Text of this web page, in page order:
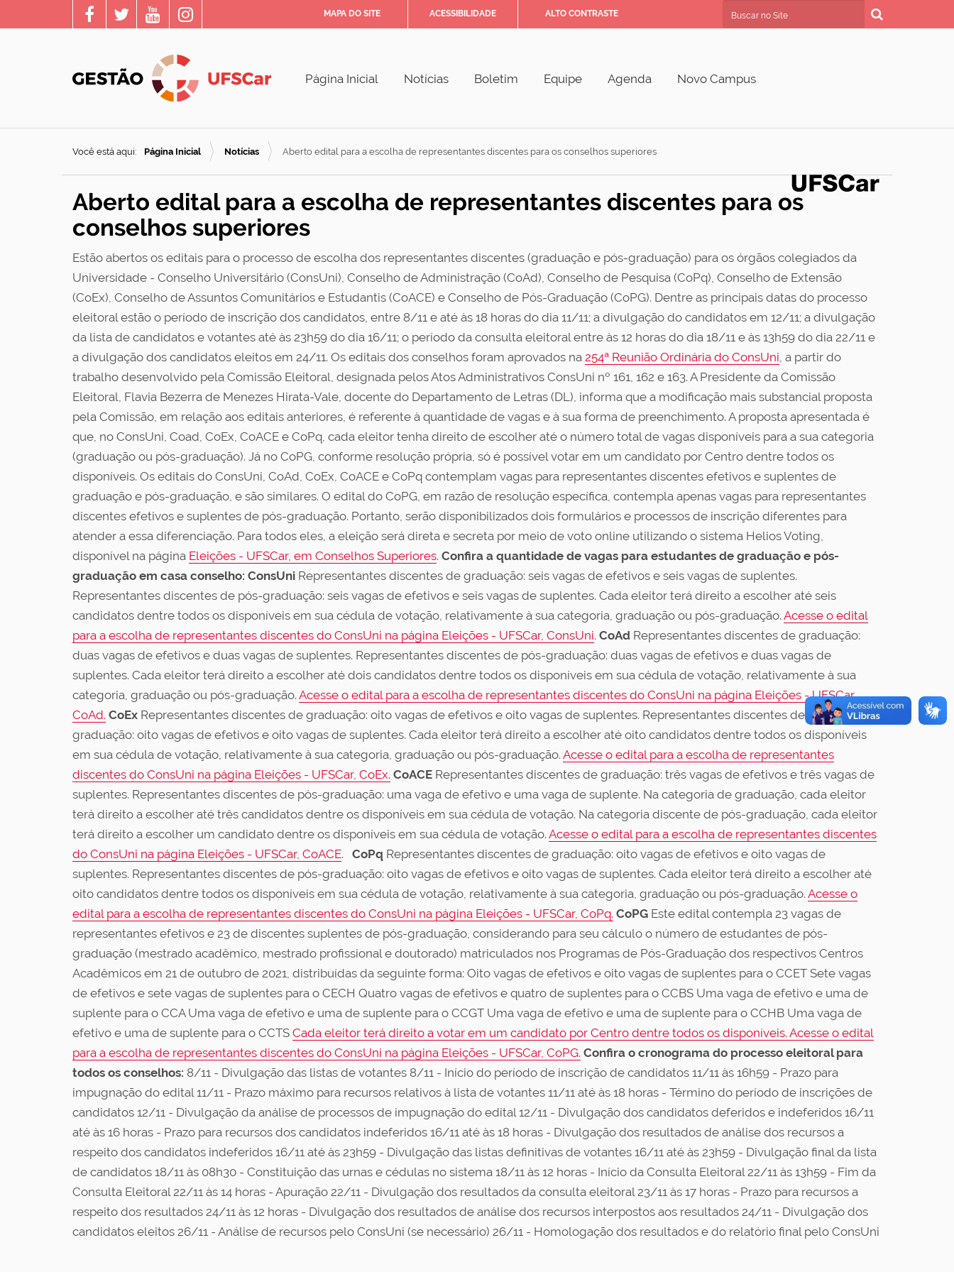
MAPA DO SITE ACESSIBILIDADE ALTO CONTRASTE Busca Avançada…
Página Inicial Notícias Boletim Equipe Agenda Novo Campus
Você está aqui: Página Inicial Notícias Aberto edital para a escolha de representantes discentes para os conselhos superiores
Aberto edital para a escolha de representantes discentes para os
conselhos superiores
Estão abertos os editais para o processo de escolha dos representantes discentes (graduação e pós-graduação) para os órgãos colegiados da
Universidade - Conselho Universitário (ConsUni), Conselho de Administração (CoAd), Conselho de Pesquisa (CoPq), Conselho de Extensão
(CoEx), Conselho de Assuntos Comunitários e Estudantis (CoACE) e Conselho de Pós-Graduação (CoPG). Dentre as principais datas do processo
eleitoral estão o período de inscrição dos candidatos, entre 8/11 e até às 18 horas do dia 11/11; a divulgação do candidatos em 12/11; a divulgação
da lista de candidatos e votantes até às 23h59 do dia 16/11; o período da consulta eleitoral entre às 12 horas do dia 18/11 e às 13h59 do dia 22/11 e
a divulgação dos candidatos eleitos em 24/11. Os editais dos conselhos foram aprovados na 254ª Reunião Ordinária do ConsUni, a partir do
trabalho desenvolvido pela Comissão Eleitoral, designada pelos Atos Administrativos ConsUni nº 161, 162 e 163. A Presidente da Comissão
Eleitoral, Flavia Bezerra de Menezes Hirata-Vale, docente do Departamento de Letras (DL), informa que a modificação mais substancial proposta
pela Comissão, em relação aos editais anteriores, é referente à quantidade de vagas e à sua forma de preenchimento. A proposta apresentada é
que, no ConsUni, Coad, CoEx, CoACE e CoPq, cada eleitor tenha direito de escolher até o número total de vagas disponíveis para a sua categoria
(graduação ou pós-graduação). Já no CoPG, conforme resolução própria, só é possível votar em um candidato por Centro dentre todos os
disponíveis. Os editais do ConsUni, CoAd, CoEx, CoACE e CoPq contemplam vagas para representantes discentes efetivos e suplentes de
graduação e pós-graduação, e são similares. O edital do CoPG, em razão de resolução específica, contempla apenas vagas para representantes
discentes efetivos e suplentes de pós-graduação. Portanto, serão disponibilizados dois formulários e processos de inscrição diferentes para
atender a essa diferenciação. Para todos eles, a eleição será direta e secreta por meio de voto online utilizando o sistema Helios Voting,
disponível na página Eleições - UFSCar, em Conselhos Superiores. Confira a quantidade de vagas para estudantes de graduação e pós-
graduação em casa conselho: ConsUni Representantes discentes de graduação: seis vagas de efetivos e seis vagas de suplentes.
Representantes discentes de pós-graduação: seis vagas de efetivos e seis vagas de suplentes. Cada eleitor terá direito a escolher até seis
candidatos dentre todos os disponíveis em sua cédula de votação, relativamente à sua categoria, graduação ou pós-graduação. Acesse o edital
para a escolha de representantes discentes do ConsUni na página Eleições - UFSCar, ConsUni. CoAd Representantes discentes de graduação:
duas vagas de efetivos e duas vagas de suplentes. Representantes discentes de pós-graduação: duas vagas de efetivos e duas vagas de
suplentes. Cada eleitor terá direito a escolher até dois candidatos dentre todos os disponíveis em sua cédula de votação, relativamente à sua
categoria, graduação ou pós-graduação. Acesse o edital para a escolha de representantes discentes do ConsUni na página Eleições - UFSCar,
CoAd. CoEx Representantes discentes de graduação: oito vagas de efetivos e oito vagas de suplentes. Representantes discentes de pós-
graduação: oito vagas de efetivos e oito vagas de suplentes. Cada eleitor terá direito a escolher até oito candidatos dentre todos os disponíveis
em sua cédula de votação, relativamente à sua categoria, graduação ou pós-graduação. Acesse o edital para a escolha de representantes
discentes do ConsUni na página Eleições - UFSCar, CoEx. CoACE Representantes discentes de graduação: três vagas de efetivos e três vagas de
suplentes. Representantes discentes de pós-graduação: uma vaga de efetivo e uma vaga de suplente. Na categoria de graduação, cada eleitor
terá direito a escolher até três candidatos dentre os disponíveis em sua cédula de votação. Na categoria discente de pós-graduação, cada eleitor
terá direito a escolher um candidato dentre os disponíveis em sua cédula de votação. Acesse o edital para a escolha de representantes discentes
do ConsUni na página Eleições - UFSCar, CoACE. CoPq Representantes discentes de graduação: oito vagas de efetivos e oito vagas de
suplentes. Representantes discentes de pós-graduação: oito vagas de efetivos e oito vagas de suplentes. Cada eleitor terá direito a escolher até
oito candidatos dentre todos os disponíveis em sua cédula de votação, relativamente à sua categoria, graduação ou pós-graduação. Acesse o
edital para a escolha de representantes discentes do ConsUni na página Eleições - UFSCar, CoPq. CoPG Este edital contempla 23 vagas de
representantes efetivos e 23 de discentes suplentes de pós-graduação, considerando para seu cálculo o número de estudantes de pós-
graduação (mestrado acadêmico, mestrado profissional e doutorado) matriculados nos Programas de Pós-Graduação dos respectivos Centros
Acadêmicos em 21 de outubro de 2021, distribuídas da seguinte forma: Oito vagas de efetivos e oito vagas de suplentes para o CCET Sete vagas
de efetivos e sete vagas de suplentes para o CECH Quatro vagas de efetivos e quatro de suplentes para o CCBS Uma vaga de efetivo e uma de
suplente para o CCA Uma vaga de efetivo e uma de suplente para o CCGT Uma vaga de efetivo e uma de suplente para o CCHB Uma vaga de
efetivo e uma de suplente para o CCTS Cada eleitor terá direito a votar em um candidato por Centro dentre todos os disponíveis. Acesse o edital
para a escolha de representantes discentes do ConsUni na página Eleições - UFSCar, CoPG. Confira o cronograma do processo eleitoral para
todos os conselhos: 8/11 - Divulgação das listas de votantes 8/11 - Início do período de inscrição de candidatos 11/11 às 16h59 - Prazo para
impugnação do edital 11/11 - Prazo máximo para recursos relativos à lista de votantes 11/11 até às 18 horas - Término do período de inscrições de
candidatos 12/11 - Divulgação da análise de processos de impugnação do edital 12/11 - Divulgação dos candidatos deferidos e indeferidos 16/11
até às 16 horas - Prazo para recursos dos candidatos indeferidos 16/11 até às 18 horas - Divulgação dos resultados de análise dos recursos a
respeito dos candidatos indeferidos 16/11 até às 23h59 - Divulgação das listas definitivas de votantes 16/11 até às 23h59 - Divulgação final da lista
de candidatos 18/11 às 08h30 - Constituição das urnas e cédulas no sistema 18/11 às 12 horas - Início da Consulta Eleitoral 22/11 às 13h59 - Fim da
Consulta Eleitoral 22/11 às 14 horas - Apuração 22/11 - Divulgação dos resultados da consulta eleitoral 23/11 às 17 horas - Prazo para recursos a
respeito dos resultados 24/11 às 12 horas - Divulgação dos resultados de análise dos recursos interpostos aos resultados 24/11 - Divulgação dos
candidatos eleitos 26/11 - Análise de recursos pelo ConsUni (se necessário) 26/11 - Homologação dos resultados e do relatório final pelo ConsUni